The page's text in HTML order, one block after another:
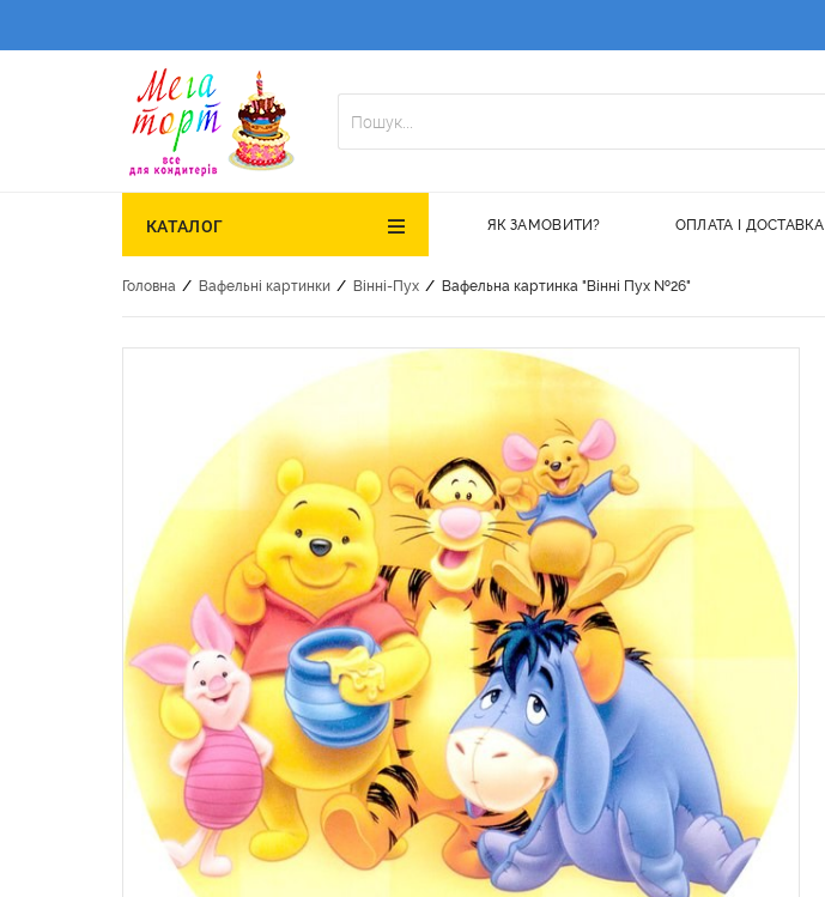
КАТАЛОГ ЯК ЗАМОВИТИ? ОПЛАТА І ДОСТАВКА
Головна / Вафельні картинки / Вінні-Пух / Вафельна картинка "Вінні Пух №26"